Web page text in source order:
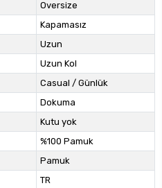
Oversize
Kapamasız
Uzun
Uzun Kol
Casual / Günlük
Dokuma
Kutu yok
%100 Pamuk
Pamuk
TR